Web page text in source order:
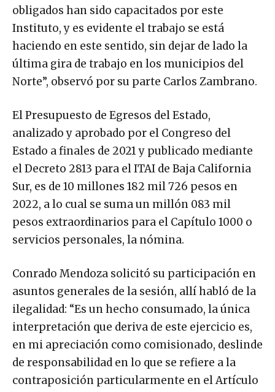
obligados han sido capacitados por este
Instituto, y es evidente el trabajo se está
haciendo en este sentido, sin dejar de lado la
última gira de trabajo en los municipios del
Norte”, observó por su parte Carlos Zambrano.
El Presupuesto de Egresos del Estado,
analizado y aprobado por el Congreso del
Estado a finales de 2021 y publicado mediante
el Decreto 2813 para el ITAI de Baja California
Sur, es de 10 millones 182 mil 726 pesos en
2022, a lo cual se suma un millón 083 mil
pesos extraordinarios para el Capítulo 1000 o
servicios personales, la nómina.
Conrado Mendoza solicitó su participación en
asuntos generales de la sesión, allí habló de la
ilegalidad: “Es un hecho consumado, la única
interpretación que deriva de este ejercicio es,
en mi apreciación como comisionado, deslinde
de responsabilidad en lo que se refiere a la
contraposición particularmente en el Artículo